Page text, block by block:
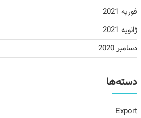
فوریه 2021
ژانویه 2021
دسامبر 2020
دسته‌ها
Export